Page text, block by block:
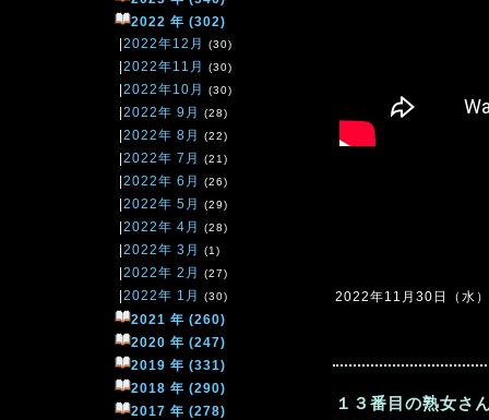
2022 年 (302)
2022年12月 (30)
2022年11月 (30)
2022年10月 (30)
2022年 9月 (28)
2022年 8月 (22)
2022年 7月 (21)
2022年 6月 (26)
2022年 5月 (29)
2022年 4月 (28)
2022年 3月 (1)
2022年 2月 (27)
2022年 1月 (30)
2021 年 (260)
2020 年 (247)
2019 年 (331)
2018 年 (290)
2017 年 (278)
2022年11月30日（水
１３番目の熟女さ